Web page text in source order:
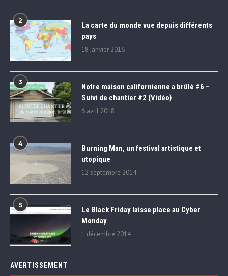
2
La carte du monde vue depuis différents
pays
18 janvier 2016
3
Notre maison californienne a brûlé #6 –
Suivi de chantier #2 {Vidéo}
6 avril 2018
4
Burning Man, un festival artistique et
utopique
12 septembre 2014
5
Le Black Friday laisse place au Cyber
Monday
1 décembre 2014
AVERTISSEMENT